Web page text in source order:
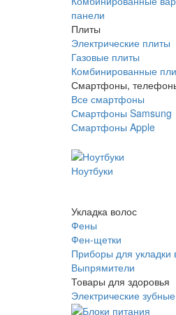
панели
Плиты
Электрические плиты
Газовые плиты
Комбинированные
Смартфоны,
Все смартфоны
Смартфоны Samsung
Смартфоны Apple
Ноутбуки
Укладка волос
Фены
Фен-щетки
Приборы для укладки
Выпрямители
Товары для здоровья
Электрические